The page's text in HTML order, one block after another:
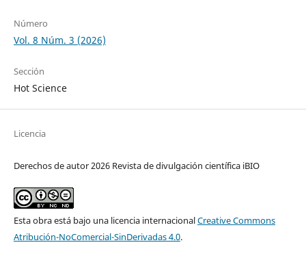
Número
Vol. 8 Núm. 3 (2026)
Sección
Hot Science
Licencia
Derechos de autor 2026 Revista de divulgación científica iBIO
Esta obra está bajo una licencia internacionalCreative Commons
Atribución-NoComercial-SinDerivadas 4.0.